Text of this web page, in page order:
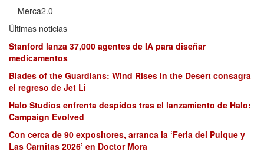
Merca2.0
Últimas noticias
Stanford lanza 37,000 agentes de IA para diseñar
medicamentos
Blades of the Guardians: Wind Rises in the Desert consagra
el regreso de Jet Li
Halo Studios enfrenta despidos tras el lanzamiento de Halo:
Campaign Evolved
Con cerca de 90 expositores, arranca la ‘Feria del Pulque y
Las Carnitas 2026’ en Doctor Mora